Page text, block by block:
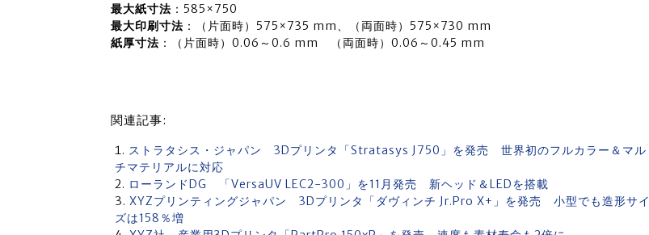
最大紙寸法 ：585×750
最大印刷寸法 ：（片面時）575×735 mm、（両面時）575×730 mm
紙厚寸法 ：（片面時）0.06～0.6 mm （両面時）0.06～0.45 mm
関連記事:
ストラタシス・ジャパン 3Dプリンタ「Stratasys J750」を発売 世界初のフルカラー＆マル
チマテリアルに対応
ローランドDG 「VersaUV LEC2-300」を11月発売 新ヘッド＆LEDを搭載
XYZプリンティングジャパン 3Dプリンタ「ダヴィンチ Jr.Pro X+」を発売 小型でも造形サイ
ズは158％増